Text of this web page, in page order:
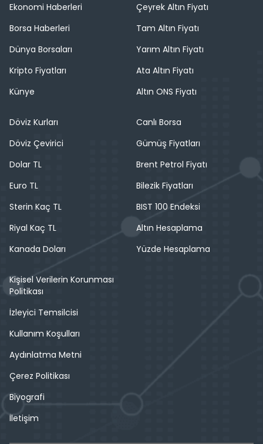
Ekonomi Haberleri
Borsa Haberleri
Dünya Borsaları
Kripto Fiyatları
Künye
Çeyrek Altın Fiyatı
Tam Altın Fiyatı
Yarım Altın Fiyatı
Ata Altın Fiyatı
Altın ONS Fiyatı
Döviz Kurları
Döviz Çevirici
Dolar TL
Euro TL
Sterin Kaç TL
Riyal Kaç TL
Kanada Doları
Canlı Borsa
Gümüş Fiyatları
Brent Petrol Fiyatı
Bilezik Fiyatları
BIST 100 Endeksi
Altın Hesaplama
Yüzde Hesaplama
Kişisel Verilerin Korunması
Politikası
İzleyici Temsilcisi
Kullanım Koşulları
Aydınlatma Metni
Çerez Politikası
Biyografi
İletişim